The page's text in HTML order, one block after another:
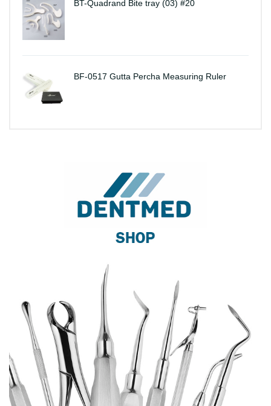
BT-Quadrand Bite tray (03) #20
BF-0517 Gutta Percha Measuring Ruler